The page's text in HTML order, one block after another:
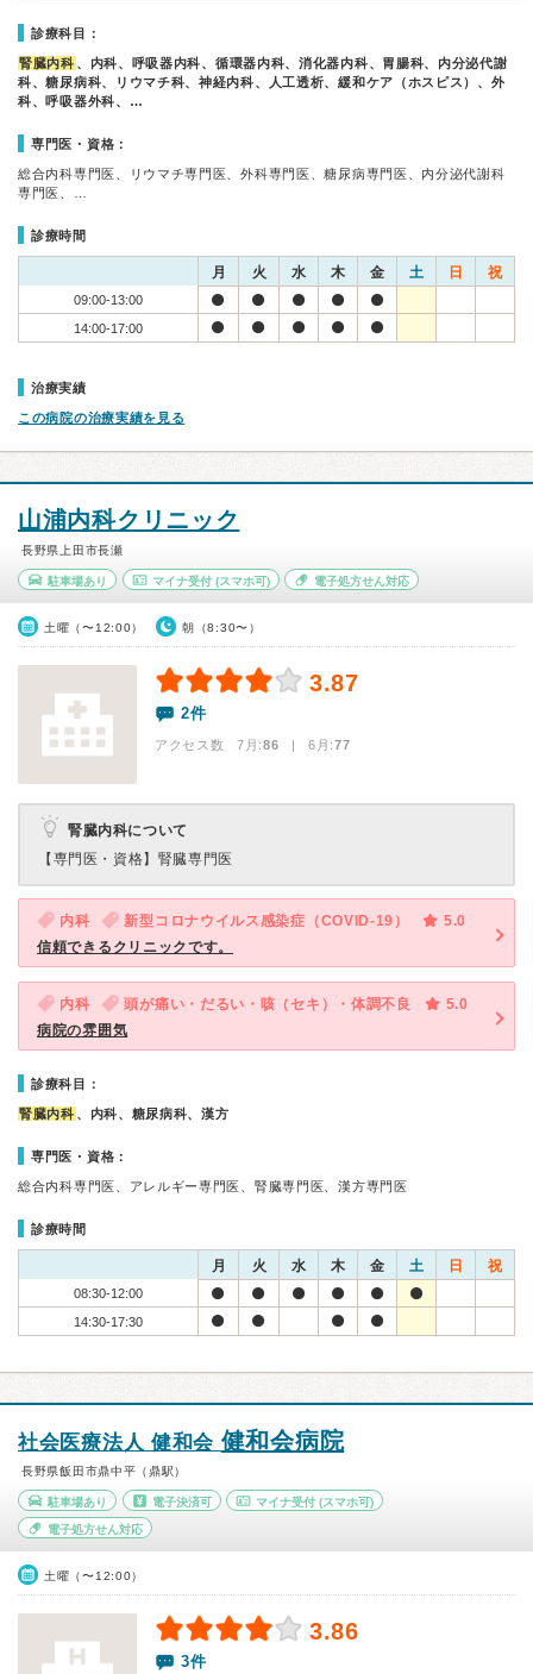
診療科目：
腎臓内科 、内科、呼吸器内科、循環器内科、消化器内科、胃腸科、内分泌代謝
科、糖尿病科、リウマチ科、神経内科、人工透析、緩和ケア（ホスピス）、外
科、呼吸器外科、…
専門医・資格：
総合内科専門医、リウマチ専門医、外科専門医、糖尿病専門医、内分泌代謝科
専門医、…
診療時間
月 火 水 木 金 土 日 祝
09:00-13:00
14:00-17:00
治療実績
この病院の治療実績を見る
山浦内科クリニック
長野県上田市長瀬
駐車場あり マイナ受付(スマホ可) 電子処方せん対応
土曜（〜12:00） 朝（8:30〜）
3.87
2件
アクセス数 7月:86 | 6月:77
腎臓内科について
【専門医・資格】 腎臓専門医
内科 新型コロナウイルス感染症（COVID-19）
5.0
信頼できるクリニックです。
内科 頭が痛い・だるい・咳（セキ）・体調不良
5.0
病院の雰囲気
診療科目：
腎臓内科 、内科、糖尿病科、漢方
専門医・資格：
総合内科専門医、アレルギー専門医、腎臓専門医、漢方専門医
診療時間
月 火 水 木 金 土 日 祝
08:30-12:00
14:30-17:30
社会医療法人 健和会 健和会病院
長野県飯田市鼎中平（鼎駅）
駐車場あり 電子決済可 マイナ受付 (スマホ可)
電子処方せん対応
土曜（〜12:00）
3.86
3件